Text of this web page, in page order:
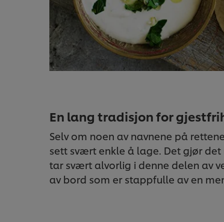
En lang tradisjon for
Selv om noen av navnene på
sett svært enkle å lage. Det gjør
tar svært alvorlig i denne delen av
av bord som er stappfulle av en